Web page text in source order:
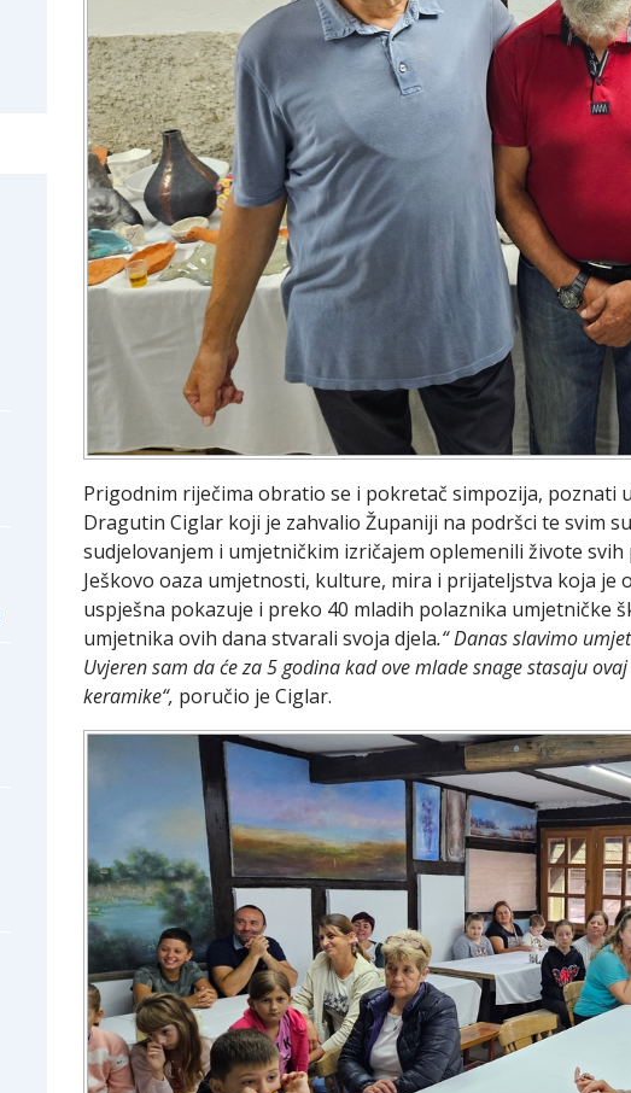
Prigodnim riječima obratio se i pokretač simpozija, poznati
Dragutin Ciglar koji je zahvalio Županiji na podršci te svim
sudjelovanjem i umjetničkim izričajem oplemenili živote
Ješkovo oaza umjetnosti, kulture, mira i prijateljstva koja je
uspješna pokazuje i preko 40 mladih polaznika umjetničke
umjetnika ovih dana stvarali svoja djela.“ Danas slavimo
Uvjeren sam da će za 5 godina kad ove mlade snage stasaju
keramike“, poručio je Ciglar.